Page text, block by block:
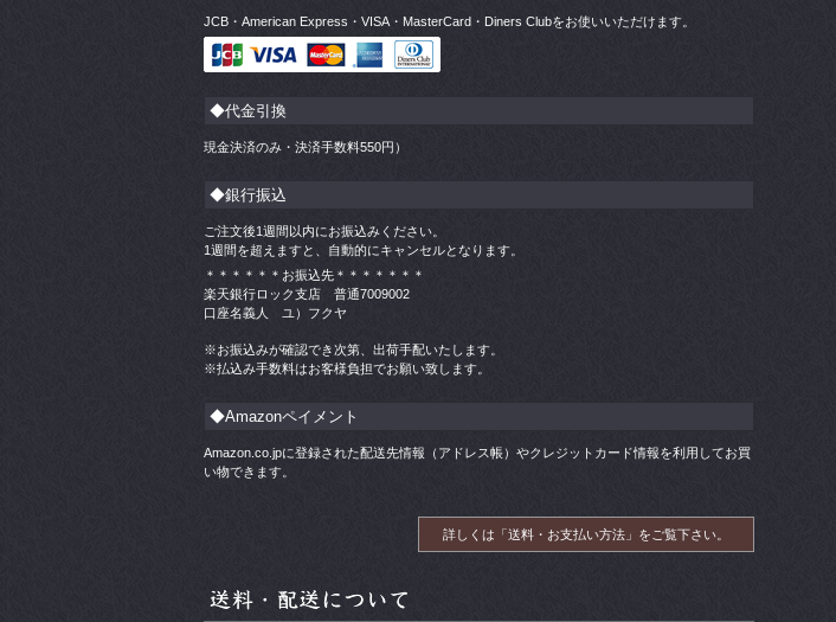
JCB・American Express・VISA・MasterCard・Diners Clubをお使いいただけます。
◆代金引換
現金決済のみ・決済手数料550円）
◆銀行振込
ご注文後1週間以内にお振込みください。
1週間を超えますと、自動的にキャンセルとなります。
＊＊＊＊＊＊お振込先＊＊＊＊＊＊＊
楽天銀行ロック支店 普通7009002
口座名義人 ユ）フクヤ
※お振込みが確認でき次第、出荷手配いたします。
※払込み手数料はお客様負担でお願い致します。
◆Amazonペイメント
Amazon.co.jpに登録された配送先情報（アドレス帳）やクレジットカード情報を利用してお買
い物できます。
詳しくは「送料・お支払い方法」をご覧下さい。